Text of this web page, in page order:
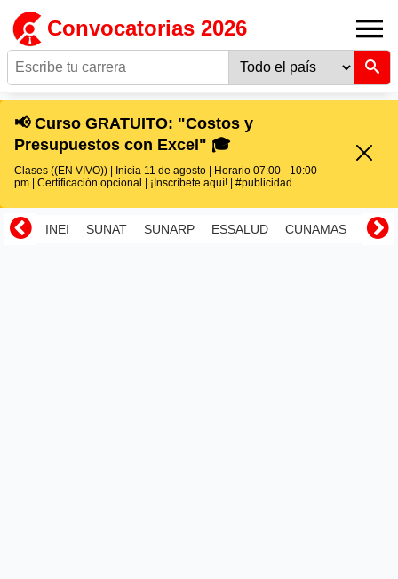
Convocatorias 2026
📢 Curso GRATUITO: "Costos y
Presupuestos con Excel" 🎓
Clases ((EN VIVO)) | Inicia 11 de agosto | Horario 07:00 - 10:00
pm | Certificación opcional | ¡Inscríbete aquí! | #publicidad
INEI SUNAT SUNARP ESSALUD CUNAMAS